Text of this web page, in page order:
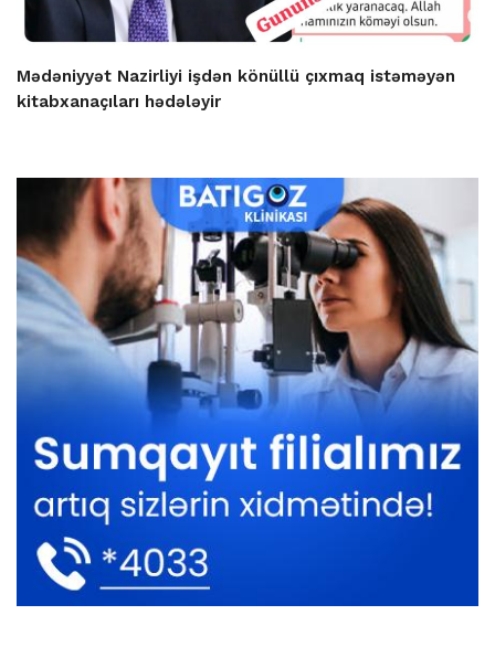
Mədəniyyət Nazirliyi işdən könüllü çıxmaq istəməyən
kitabxanaçıları hədələyir